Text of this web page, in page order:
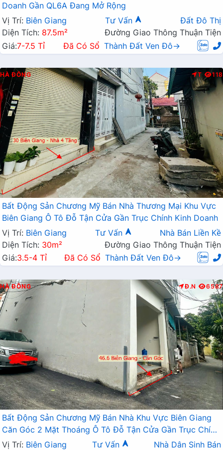
Doanh Gần QL6A Đang Mở Rộng
Vị Trí: Biên Giang Tư Vấn
Đất Đô Thị
Diện Tích: 87.5m²
Đường Giao Thông Thuận Tiện
Giá:7-7.5 Tỉ Đã Có Sổ Thành Đất Ven Đô→
HÀ ĐÔNG T 118
Bất Động Sản Chương Mỹ Bán Nhà Thương Mại Khu Vực
Biên Giang Ô Tô Đỗ Tận Cửa Gần Trục Chính Kinh Doanh
Vị Trí: Biên Giang Tư Vấn
Nhà Bán Liền Kề
Diện Tích: 30m²
Đường Giao Thông Thuận Tiện
Giá:3.5-4 Tỉ Đã Có Sổ Thành Đất Ven Đô→
HÀ ĐÔNG Đ.N 6587
Bất Động Sản Chương Mỹ Bán Nhà Khu Vực Biên Giang
Căn Góc 2 Mặt Thoáng Ô Tô Đỗ Tận Cửa Gần Trục Chính
Kinh Doanh
Vị Trí: Biên Giang Tư Vấn
Nhà Dân Sinh Bán